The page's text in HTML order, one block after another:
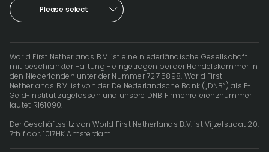
Please select
World First Netherlands B.V. ist eine niederländische Gesellschaft
mit beschränkter Haftung - eingetragen bei der Handelskammer in
den Niederlanden unter der Nummer 72715898. World First
Netherlands B.V. ist von der De Nederlandsche Bank („DNB“) als E-
Geld-Institut zugelassen und unsere DNB Firmenreferenznummer
lautet R161090.
Der Geschäftssitz von World First Netherlands B.V. ist Vijzelstraat 20,
7th floor, 1017HK Amsterdam.